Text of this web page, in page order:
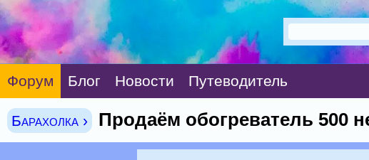
Форум Блог Новости Путеводитель
Барахолка › Продаём обогреватель 500